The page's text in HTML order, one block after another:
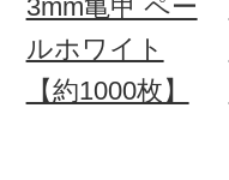
3mm亀甲 ペー
ルホワイト
【約1000枚】